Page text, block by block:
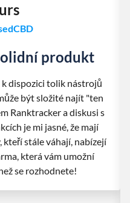
produkt
dispozici tolik nástrojů
být složité najít "ten
Ranktracker a diskusi s
je mi jasné, že mají
stále váhají, nabízejí
která vám umožní
se rozhodnete!